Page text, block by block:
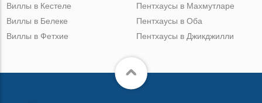
Виллы в Кестеле
Виллы в Белеке
Виллы в Фетхие
Пентхаусы в Махмутларе
Пентхаусы в Оба
Пентхаусы в Джикджилли